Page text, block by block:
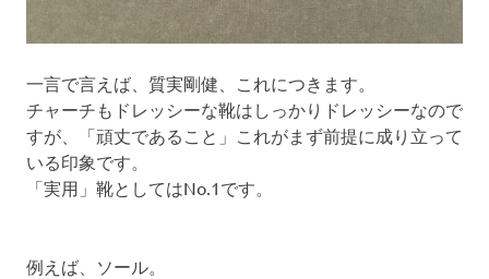
一言で言えば、質実剛健、これにつきます。
チャーチもドレッシーな靴はしっかりドレッシーなので
すが、「頑丈であること」これがまず前提に成り立って
いる印象です。
「実用」靴としてはNo.1です。
例えば、ソール。